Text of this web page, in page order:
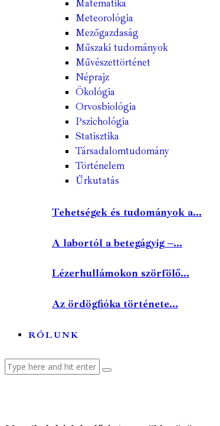
Matematika
Meteorológia
Mezőgazdaság
Műszaki tudományok
Művészettörténet
Néprajz
Ökológia
Orvosbiológia
Pszichológia
Statisztika
Társadalomtudomány
Történelem
Űrkutatás
Tehetségek és tudományok a...
A labortól a betegágyig –...
Lézerhullámokon szörfölő...
Az ördögfióka története...
RÓLUNK